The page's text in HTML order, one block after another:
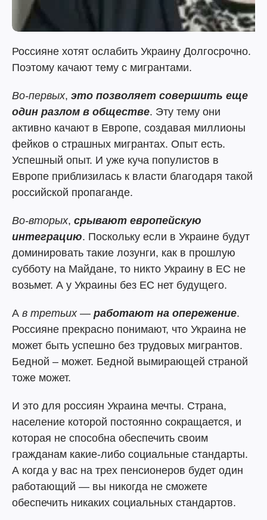
Россияне хотят ослабить Украину Долгосрочно.
Поэтому качают тему с мигрантами.
Во-первых, это позволяет совершить еще
один разлом в обществе. Эту тему они
активно качают в Европе, создавая миллионы
фейков о страшных мигрантах. Опыт есть.
Успешный опыт. И уже куча популистов в
Европе приблизилась к власти благодаря такой
российской пропаганде.
Во-вторых, срывают европейскую
интеграцию. Поскольку если в Украине будут
доминировать такие лозунги, как в прошлую
субботу на Майдане, то никто Украину в ЕС не
возьмет. А у Украины без ЕС нет будущего.
А в третьих— работают на опережение.
Россияне прекрасно понимают, что Украина не
может быть успешно без трудовых мигрантов.
Бедной – может. Бедной вымирающей страной
тоже может.
И это для россиян Украина мечты. Страна,
население которой постоянно сокращается, и
которая не способна обеспечить своим
гражданам какие-либо социальные стандарты.
А когда у вас на трех пенсионеров будет один
работающий — вы никогда не сможете
обеспечить никаких социальных стандартов.